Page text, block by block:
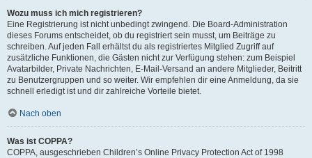
Wozu muss ich mich registrieren?
Eine Registrierung ist nicht unbedingt zwingend. Die Board-Administration
dieses Forums entscheidet, ob du registriert sein musst, um Beiträge zu
schreiben. Auf jeden Fall erhältst du als registriertes Mitglied Zugriff auf
zusätzliche Funktionen, die Gästen nicht zur Verfügung stehen: zum Beispiel
Avatarbilder, Private Nachrichten, E-Mail-Versand an andere Mitglieder, Beitritt
zu Benutzergruppen und so weiter. Wir empfehlen dir eine Anmeldung, da sie
schnell erledigt ist und dir zahlreiche Vorteile bietet.
Nach oben
Was ist COPPA?
COPPA, ausgeschrieben Children’s Online Privacy Protection Act of 1998